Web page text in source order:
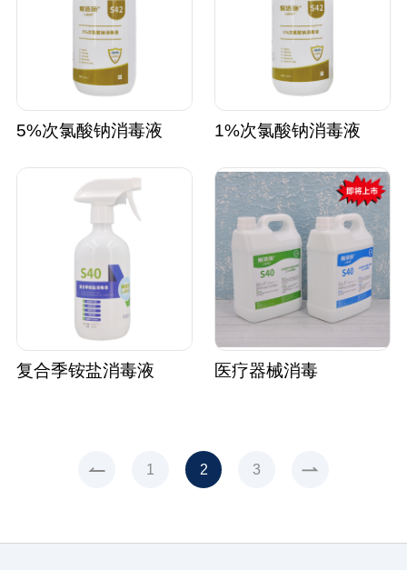
5%次氯酸钠消毒液 1%次氯酸钠消毒液
复合季铵盐消毒液 医疗器械消毒
1 2 3